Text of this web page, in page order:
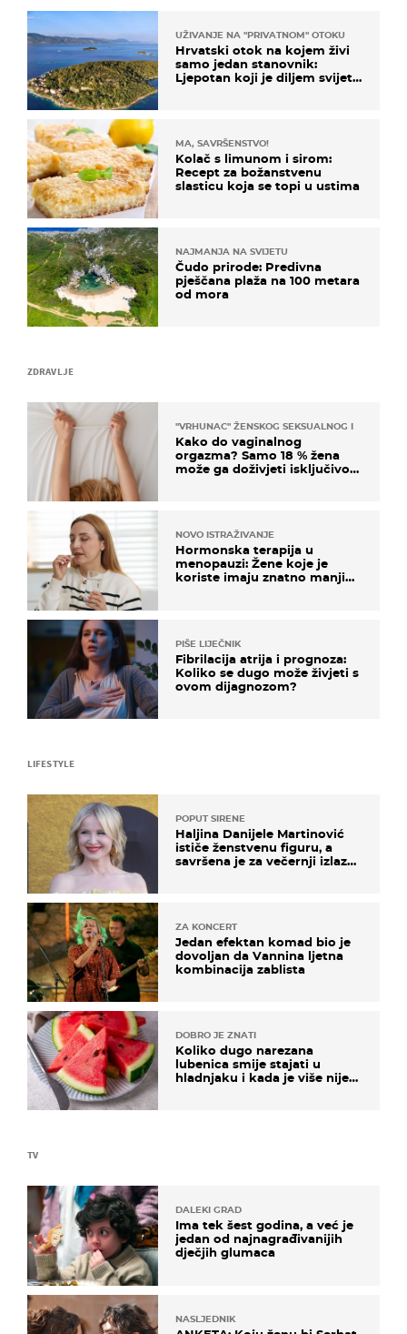
ZDRAVLJE
"VRHUNAC" ŽENSKOG SEKSUALNOG ISKUSTVA
Kako do vaginalnog
orgazma? Samo 18 % žena
može ga doživjeti isključivo
NOVO ISTRAŽIVANJE
Hormonska terapija u
menopauzi: Žene koje je
koriste imaju znatno manji
PIŠE LIJEČNIK
Fibrilacija atrija i prognoza:
Koliko se dugo može živjeti s
ovom dijagnozom?
TV
DALEKI GRAD
Ima tek šest godina, a već je
jedan od najnagrađivanijih
dječjih glumaca
NASLJEDNIK
UŽIVANJE NA "PRIVATNOM" OTOKU
Hrvatski otok na kojem živi
samo jedan stanovnik:
Ljepotan koji je diljem svijeta
MA, SAVRŠENSTVO!
Kolač s limunom i sirom:
Recept za božanstvenu
slasticu koja se topi u ustima
NAJMANJA NA SVIJETU
Čudo prirode: Predivna
pješčana plaža na 100 metara
od mora
LIFESTYLE
POPUT SIRENE
Haljina Danijele Martinović
ističe ženstvenu figuru, a
savršena je za večernji izlazak
ZA KONCERT
Jedan efektan komad bio je
dovoljan da Vannina ljetna
kombinacija zablista
DOBRO JE ZNATI
Koliko dugo narezana
lubenica smije stajati u
hladnjaku i kada je više nije